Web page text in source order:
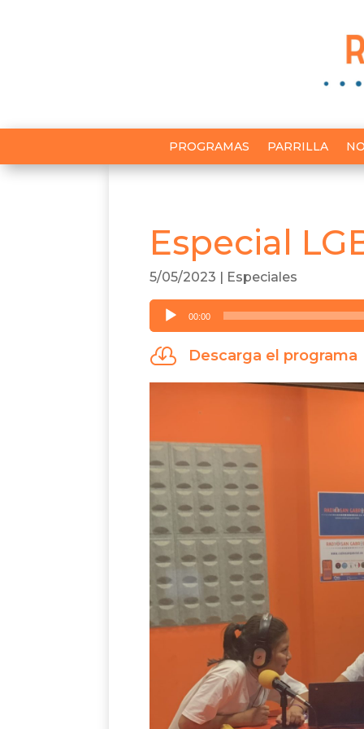
PROGRAMAS PARRILLA
Especial
5/05/2023
Especiales
Reproductor
de
audio
00:00
 Descarga el programa